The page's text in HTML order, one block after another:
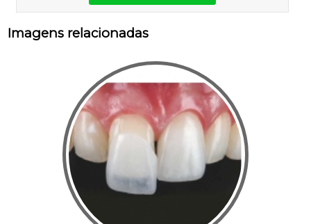
Imagens relacionadas